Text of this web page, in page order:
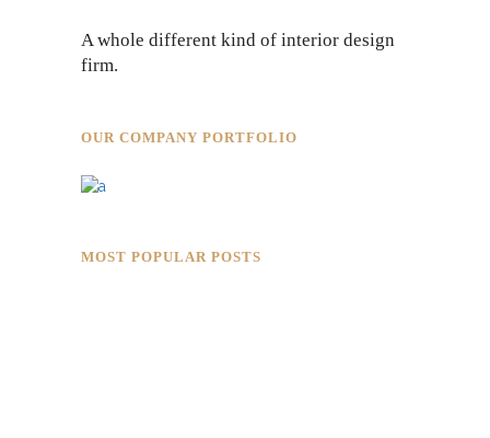
A whole different kind of interior design
firm.
OUR COMPANY PORTFOLIO
MOST POPULAR POSTS